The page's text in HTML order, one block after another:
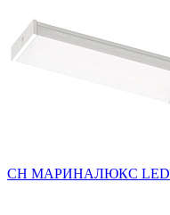
СН МАРИНАЛЮКС LED